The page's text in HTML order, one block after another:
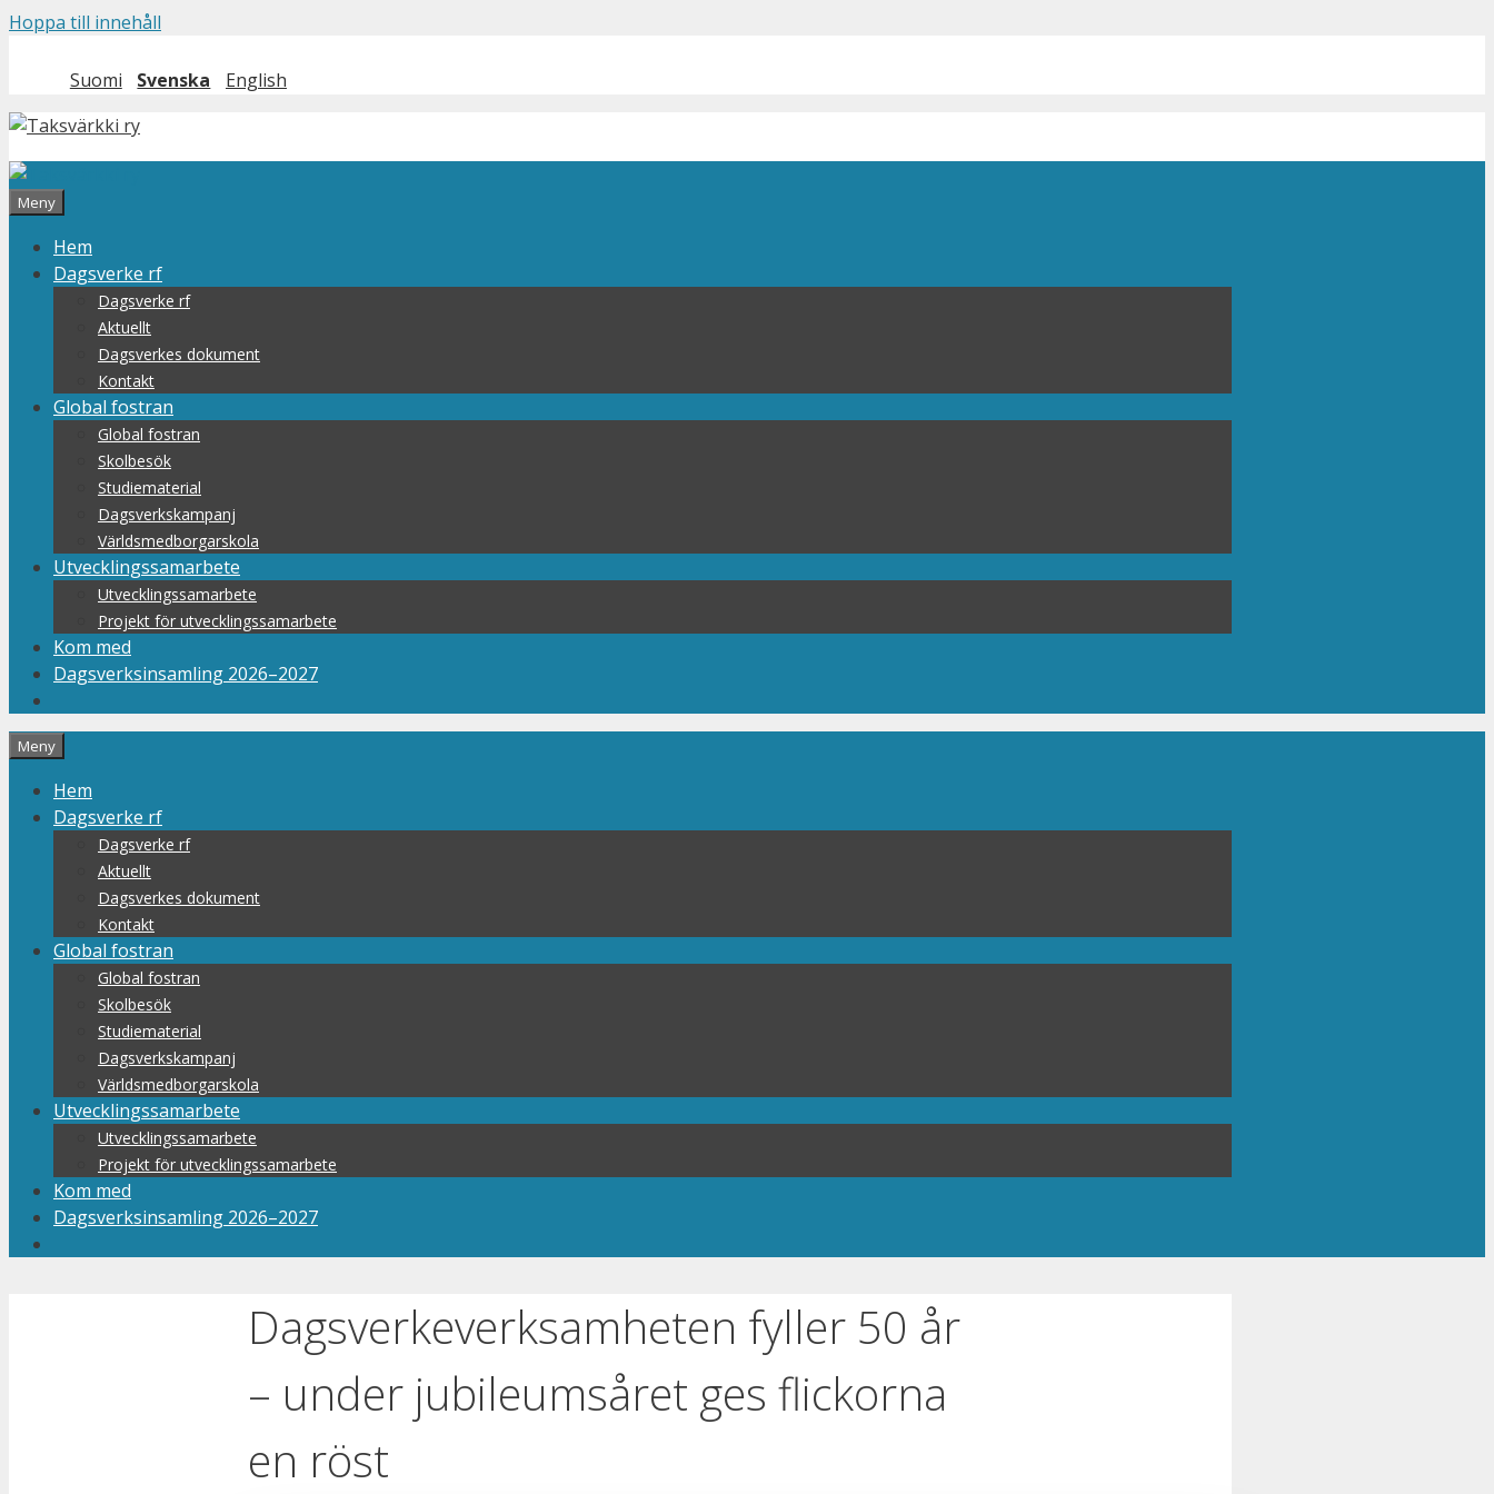
Hoppa till innehåll
Suomi Svenska English
Meny
Hem
Dagsverke rf
Dagsverke rf
Aktuellt
Dagsverkes dokument
Kontakt
Global fostran
Global fostran
Skolbesök
Studiematerial
Dagsverkskampanj
Världsmedborgarskola
Utvecklingssamarbete
Utvecklingssamarbete
Projekt för utvecklingssamarbete
Kom med
Dagsverksinsamling 2026–2027
Meny
Hem
Dagsverke rf
Dagsverke rf
Aktuellt
Dagsverkes dokument
Kontakt
Global fostran
Global fostran
Skolbesök
Studiematerial
Dagsverkskampanj
Världsmedborgarskola
Utvecklingssamarbete
Utvecklingssamarbete
Projekt för utvecklingssamarbete
Kom med
Dagsverksinsamling 2026–2027
Dagsverkeverksamheten fyller 50 år
– under jubileumsåret ges flickorna
en röst